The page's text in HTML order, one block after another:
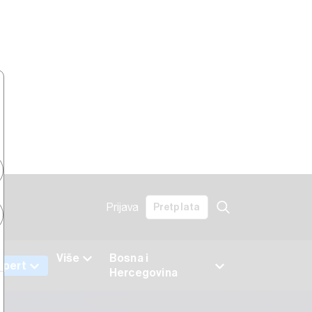
Prijava Pretplata
Bosna i
Hercegovina
Više